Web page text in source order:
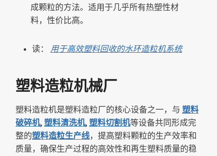
成颗粒的方法。适用于几乎所有热塑性材
料，性价比高。
读： 用于高效塑料回收的水环造粒机系统
塑料造粒机械厂
塑料造粒机是塑料造粒厂的核心设备之一，与 塑料
破碎机, 塑料清洗机, 塑料切割机等设备共同形成完
整的塑料造粒生产线，提高塑料颗粒的生产效率和
质量，确保生产过程的高效性和再生塑料质量的稳